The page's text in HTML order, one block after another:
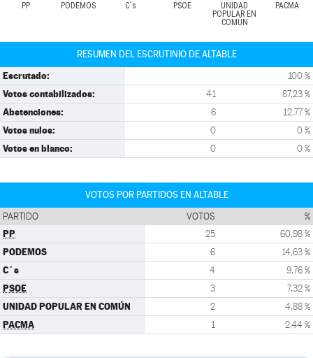
PP PODEMOS C´s PSOE
UNIDAD
POPULAR EN
COMÚN
PACMA
RESUMEN DEL ESCRUTINIO DE ALTABLE
Escrutado: 100 %
Votos contabilizados: 41 87,23 %
Abstenciones: 6 12,77 %
Votos nulos: 0 0 %
Votos en blanco: 0 0 %
VOTOS POR PARTIDOS EN ALTABLE
PARTIDO VOTOS %
PP 25 60,98 %
PODEMOS 6 14,63 %
C´s 4 9,76 %
PSOE 3 7,32 %
UNIDAD POPULAR EN COMÚN 2 4,88 %
PACMA 1 2,44 %